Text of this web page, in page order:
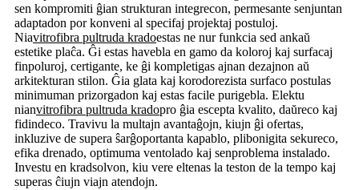
sen kompromiti ĝian strukturan integrecon, permesante senjuntan
adaptadon por konveni al specifaj projektaj postuloj.
Niavitrofibra pultruda kradoestas ne nur funkcia sed ankaŭ
estetike plaĉa. Ĝi estas havebla en gamo da koloroj kaj surfacaj
finpoluroj, certigante, ke ĝi kompletigas ajnan dezajnon aŭ
arkitekturan stilon. Ĝia glata kaj korodorezista surfaco postulas
minimuman prizorgadon kaj estas facile purigebla. Elektu
nianvitrofibra pultruda kradopro ĝia escepta kvalito, daŭreco kaj
fidindeco. Travivu la multajn avantaĝojn, kiujn ĝi ofertas,
inkluzive de supera ŝarĝoportanta kapablo, plibonigita sekureco,
efika drenado, optimuma ventolado kaj senproblema instalado.
Investu en kradsolvon, kiu vere eltenas la teston de la tempo kaj
superas ĉiujn viajn atendojn.